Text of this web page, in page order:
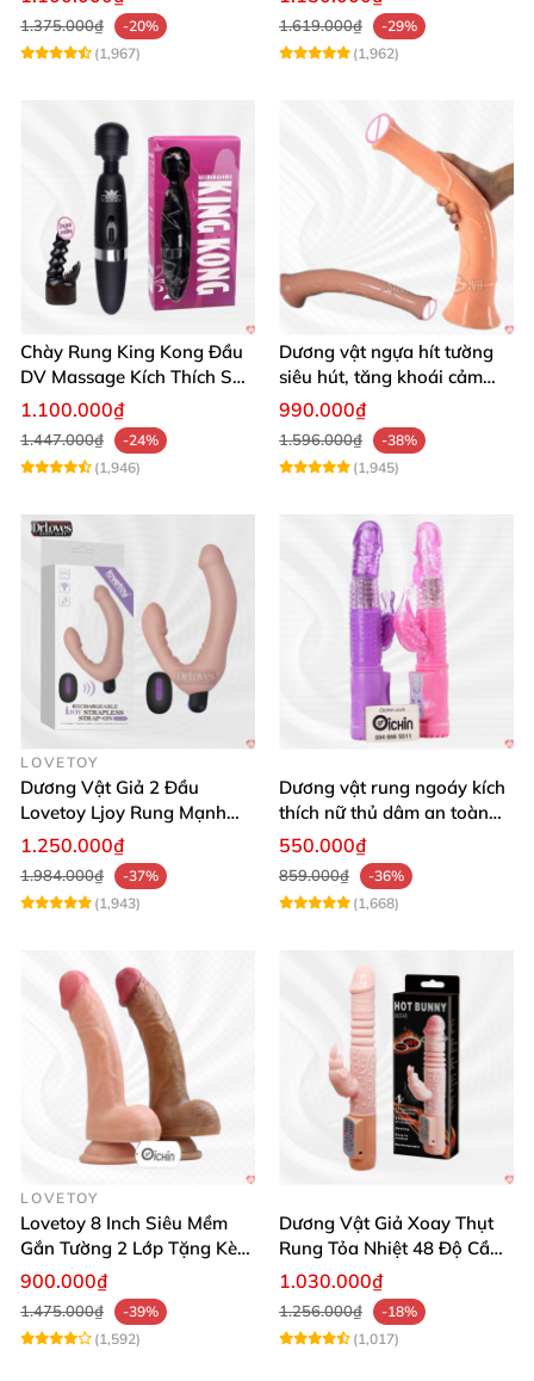
1.375.000₫
-20%
(1,967)
1.619.000₫
-29%
(1,962)
Chày Rung King Kong Đầu
DV Massage Kích Thích Sâu
Mạnh Mẽ
1.100.000₫
1.447.000₫
-24%
(1,946)
Dương vật ngựa hít tường
siêu hút, tăng khoái cảm
tận hưởng
990.000₫
1.596.000₫
-38%
(1,945)
LOVETOY
Dương Vật Giả 2 Đầu
Lovetoy Ljoy Rung Mạnh
ĐKTX Hút Sâu
1.250.000₫
1.984.000₫
-37%
(1,943)
Dương vật rung ngoáy kích
thích nữ thủ dâm an toàn
cao cấp
550.000₫
859.000₫
-36%
(1,668)
LOVETOY
Lovetoy 8 Inch Siêu Mềm
Gắn Tường 2 Lớp Tặng Kèm
Dầu Massage
900.000₫
1.475.000₫
-39%
(1,592)
Dương Vật Giả Xoay Thụt
Rung Tỏa Nhiệt 48 Độ Cầm
Tay Hot Bunny
1.030.000₫
1.256.000₫
-18%
(1,017)